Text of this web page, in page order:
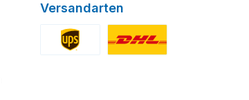
Versandarten